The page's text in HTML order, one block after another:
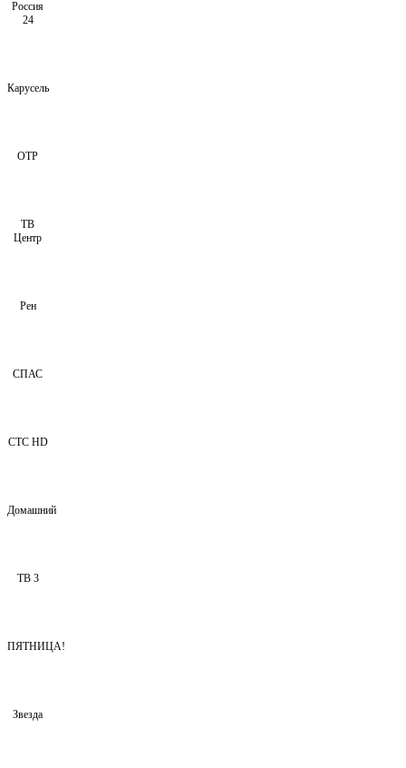
Россия
24
Карусель
ОТР
ТВ
Центр
Рен
СПАС
СТС HD
Домашний
ТВ 3
ПЯТНИЦА!
Звезда